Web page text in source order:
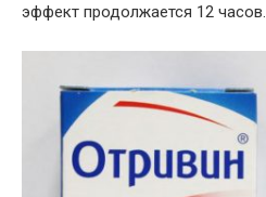
эффект продолжается 12 часов.